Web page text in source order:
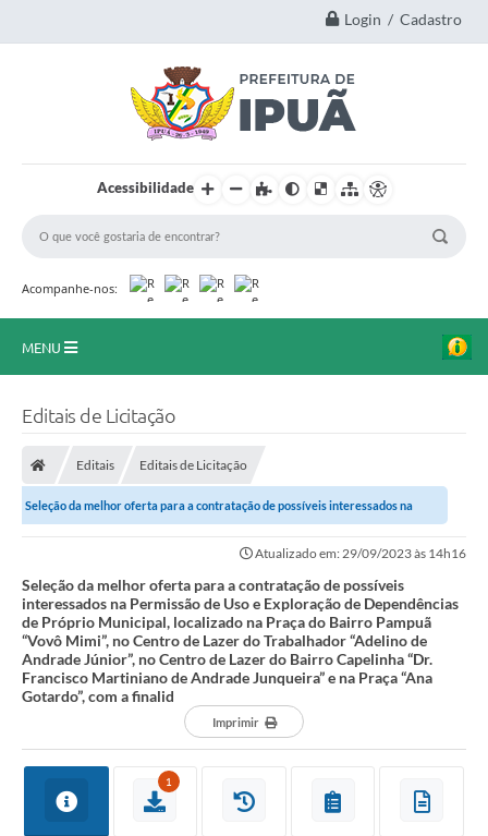
Login / Cadastro
Acessibilidade
Acompanhe-nos:
MENU
Imprensa Oficial
Outras Opções
Ouvidoria
Notícias
Editais de Licitação
Editais Editais de Licitação
Seleção da melhor oferta para a contratação de possíveis interessados na
Atualizado em: 29/09/2023 às 14h16
Seleção da melhor oferta para a contratação de possíveis
interessados na Permissão de Uso e Exploração de Dependências
de Próprio Municipal, localizado na Praça do Bairro Pampuã
“Vovô Mimi”, no Centro de Lazer do Trabalhador “Adelino de
Andrade Júnior”, no Centro de Lazer do Bairro Capelinha “Dr.
Francisco Martiniano de Andrade Junqueira” e na Praça “Ana
Gotardo”, com a finalid
Imprimir
1